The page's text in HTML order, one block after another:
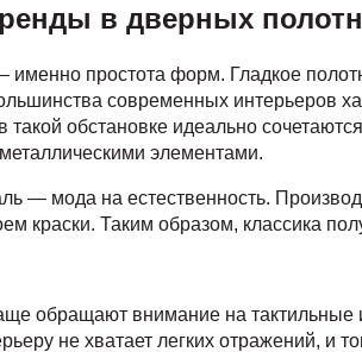
в дверных
именно простота форм. Гладкое
современных интерьеров
обстановке идеально
элементами.
— мода на естественность.
краски. Таким образом, классика
обращают внимание на тактильные
не хватает легких отражений, и